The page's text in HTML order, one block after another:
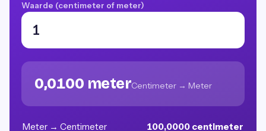
Waarde (centimeter of meter)
0,0100 meterCentimeter → Meter
Meter → Centimeter 100,0000 centimeter